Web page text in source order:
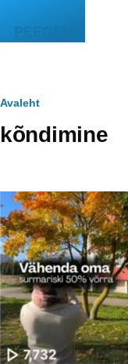
PEEGEL
Leivapuru
Avaleht
kõndimine